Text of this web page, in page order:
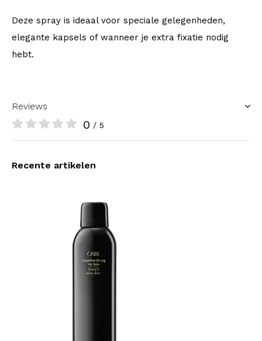
Deze spray is ideaal voor speciale gelegenheden,
elegante kapsels of wanneer je extra fixatie nodig
hebt.
Reviews
0 / 5
Recente artikelen